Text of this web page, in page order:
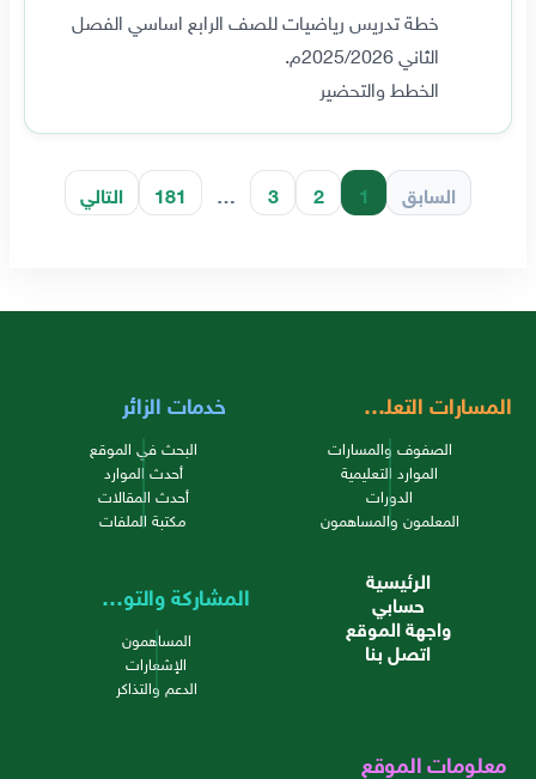
خطة تدريس رياضيات للصف الرابع اساسي الفصل
الثاني 2025/2026م.
الخطط والتحضير
السابق 1
2
3
…
181 التالي
المسارات التعليمية
الصفوف والمسارات
الموارد التعليمية
الدورات
المعلمون والمساهمون
خدمات الزائر
البحث في الموقع
أحدث الموارد
أحدث المقالات
مكتبة الملفات
الرئيسية
حسابي
واجهة الموقع
اتصل بنا
المشاركة والتواصل
المساهمون
الإشعارات
الدعم والتذاكر
معلومات الموقع